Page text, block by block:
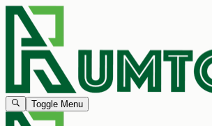
Toggle Menu